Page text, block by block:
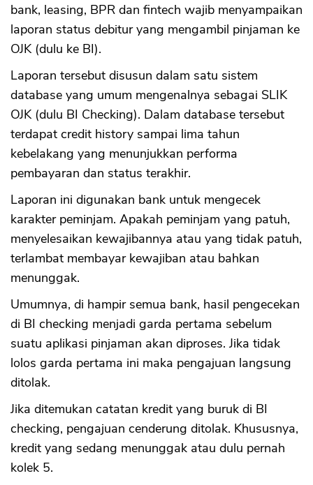
bank, leasing, BPR dan fintech wajib menyampaikan
laporan status debitur yang mengambil pinjaman ke
OJK (dulu ke BI).
Laporan tersebut disusun dalam satu sistem
database yang umum mengenalnya sebagai SLIK
OJK (dulu BI Checking). Dalam database tersebut
terdapat credit history sampai lima tahun
kebelakang yang menunjukkan performa
pembayaran dan status terakhir.
Laporan ini digunakan bank untuk mengecek
karakter peminjam. Apakah peminjam yang patuh,
menyelesaikan kewajibannya atau yang tidak patuh,
terlambat membayar kewajiban atau bahkan
menunggak.
Umumnya, di hampir semua bank, hasil pengecekan
di BI checking menjadi garda pertama sebelum
suatu aplikasi pinjaman akan diproses. Jika tidak
lolos garda pertama ini maka pengajuan langsung
ditolak.
Jika ditemukan catatan kredit yang buruk di BI
checking, pengajuan cenderung ditolak. Khususnya,
kredit yang sedang menunggak atau dulu pernah
kolek 5.